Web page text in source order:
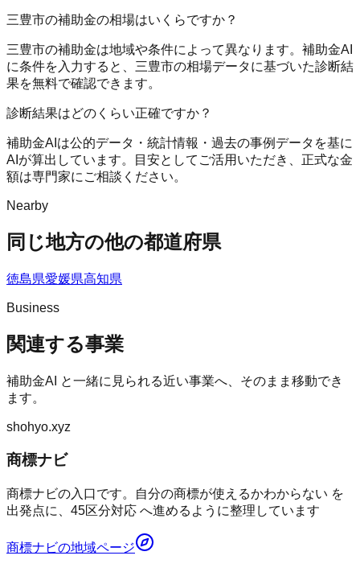
三豊市の補助金の相場はいくらですか？
三豊市の補助金は地域や条件によって異なります。補助金AI
に条件を入力すると、三豊市の相場データに基づいた診断結
果を無料で確認できます。
診断結果はどのくらい正確ですか？
補助金AIは公的データ・統計情報・過去の事例データを基に
AIが算出しています。目安としてご活用いただき、正式な金
額は専門家にご相談ください。
Nearby
同じ地方の他の都道府県
徳島県愛媛県高知県
Business
関連する事業
補助金AI
と一緒に見られる近い事業へ、そのまま移動でき
ます。
shohyo.xyz
商標ナビ
商標ナビの入口です。自分の商標が使えるかわからない を
出発点に、45区分対応 へ進めるように整理しています
商標ナビの地域ページ